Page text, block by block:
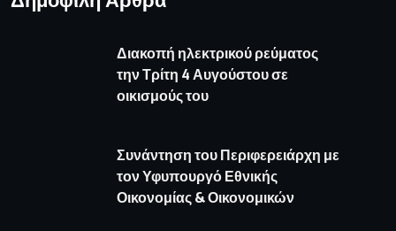
Διακοπή ηλεκτρικού ρεύματος
την Τρίτη 4 Αυγούστου σε
οικισμούς του
Συνάντηση του Περιφερειάρχη με
τον Υφυπουργό Εθνικής
Οικονομίας & Οικονομικών